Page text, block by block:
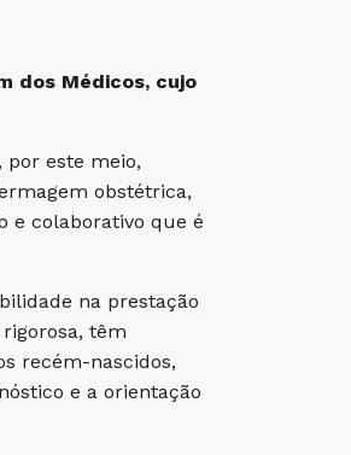
dos Médicos, cujo
por este meio,
obstétrica,
e colaborativo que é
na prestação
têm
recém-nascidos,
e a orientação